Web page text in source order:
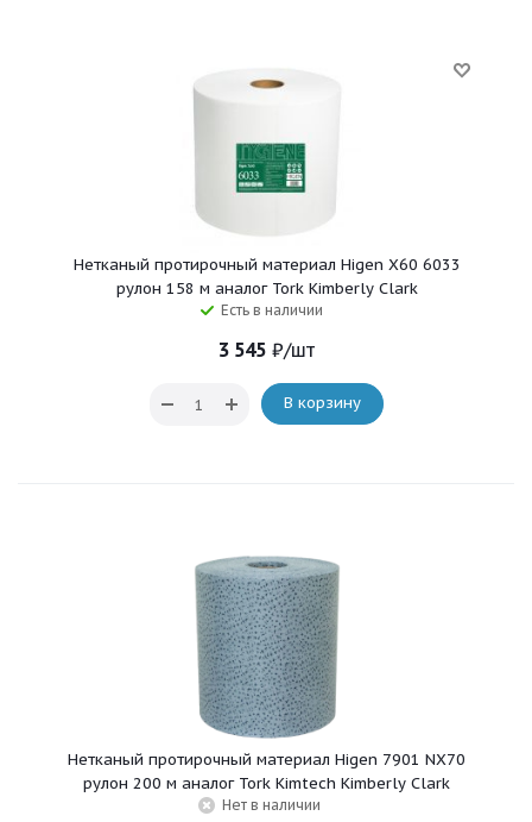
Нетканый протирочный материал Higen X60 6033
рулон 158 м аналог Tork Kimberly Clark
Есть в наличии
3 545 ₽/шт
В корзину
Нетканый протирочный материал Higen 7901 NX70
рулон 200 м аналог Tork Kimtech Kimberly Clark
Нет в наличии